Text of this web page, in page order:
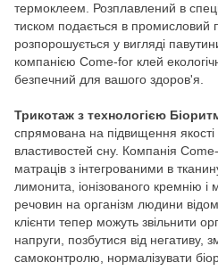
термоклеем. Розплавлений в
тиском подається в промисловий
розпорошується у вигляді
компанією Come-for клей
безпечний для вашого здоров'я.
Трикотаж з технологією
спрямована на підвищення
властивостей сну. Компанія
матраців з інтегрованими в
лимонита, іонізованого кремнію
речовин на організм людини
клієнти тепер можуть звільнити
напруги, позбутися від негативу,
самоконтролю, нормалізувати